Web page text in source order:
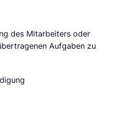
des Mitarbeiters oder
Aufgaben zu